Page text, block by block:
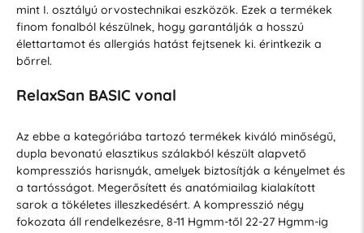
mint I. osztályú orvostechnikai eszközök. Ezek a termékek
finom fonalból készülnek, hogy garantálják a hosszú
élettartamot és allergiás hatást fejtsenek ki. érintkezik a
bőrrel.
RelaxSan BASIC vonal
Az ebbe a kategóriába tartozó termékek kiváló minőségű,
dupla bevonatú elasztikus szálakból készült alapvető
kompressziós harisnyák, amelyek biztosítják a kényelmet és
a tartósságot. Megerősített és anatómiailag kialakított
sarok a tökéletes illeszkedésért. A kompresszió négy
fokozata áll rendelkezésre, 8-11 Hgmm-től 22-27 Hgmm-ig